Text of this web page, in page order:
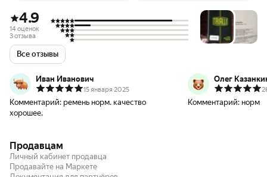
4.9
14 оценок
3 отзыва
Все отзывы
Иван Иванович
15 января 2025
Комментарий: ремень норм. качество
хорошее.
Олег
Комментарий: норм
Продавцам
Личный кабинет продавца
Продавайте на Маркете